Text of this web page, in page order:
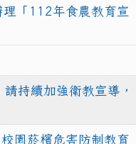
「112年食農教育宣
持續加強衛教宣導，
園菸檳危害防制教育